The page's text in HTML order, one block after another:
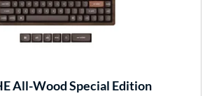
All-Wood Special Edition